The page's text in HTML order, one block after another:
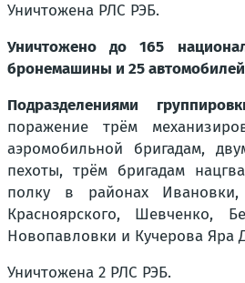
Уничтожена РЛС РЭБ.
Уничтожено до 165
бронемашины и 25
Подразделениями
поражение трём
аэромобильной бригадам,
пехоты, трём бригадам
полку в районах Ивановки,
Красноярского, Шевченко,
Новопавловки и Кучерова Яра
Уничтожена 2 РЛС РЭБ.